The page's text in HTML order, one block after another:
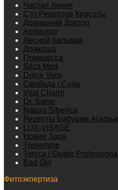
Чистая линия
Сто Рецептов Красоты
Домашний Доктор
Артколор
Лесной бальзам
Дракоша
Принцесса
Silca Med
Dolce Vero
Свобода / Сила
Vital Charm
Dr. Sante
Natura Siberica
Рецепты Бабушки Агафьи
LUX-VISAGE
Новая Заря
Tresemme
Tonica / Studio Professional
Bad Girl
Фитоэкпертиза